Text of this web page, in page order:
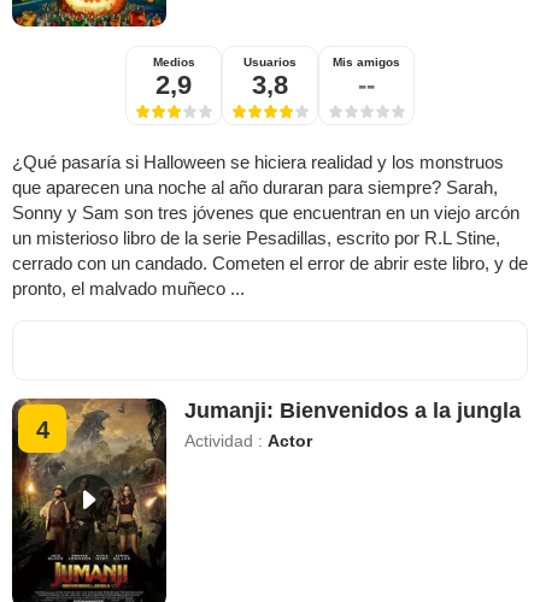
Medios
2,9
Usuarios
3,8
Mis amigos
--
¿Qué pasaría si Halloween se hiciera realidad y los monstruos
que aparecen una noche al año duraran para siempre? Sarah,
Sonny y Sam son tres jóvenes que encuentran en un viejo arcón
un misterioso libro de la serie Pesadillas, escrito por R.L Stine,
cerrado con un candado. Cometen el error de abrir este libro, y de
pronto, el malvado muñeco ...
4
Jumanji: Bienvenidos a la jungla
Actividad :Actor